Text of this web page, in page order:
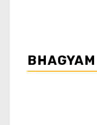
BHAGYAM